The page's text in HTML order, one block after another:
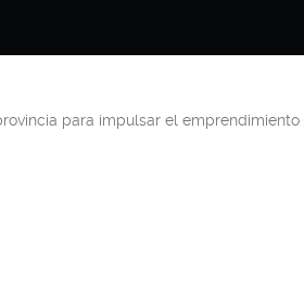
para impulsar el emprendimiento